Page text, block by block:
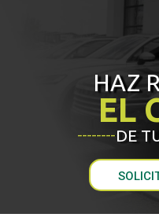
EL
HAZ
DE
________